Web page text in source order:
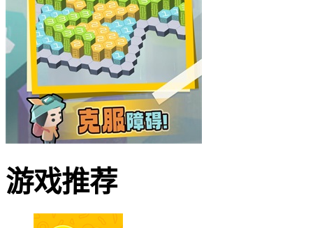
游戏推荐